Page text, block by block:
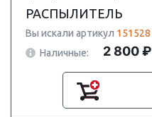
РАСПЫЛИТЕЛЬ
Вы искали артикул 151528
Наличные:
2 800 ₽